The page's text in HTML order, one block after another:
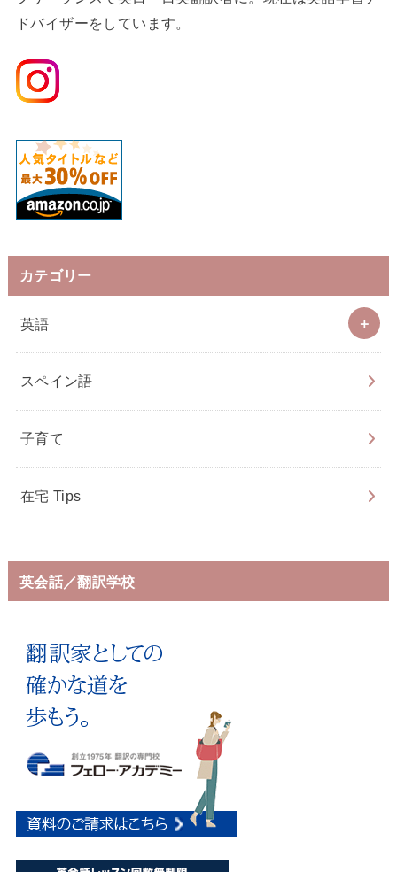
ドバイザーをしています。
カテゴリー
英語
スペイン語
子育て
在宅 Tips
英会話／翻訳学校